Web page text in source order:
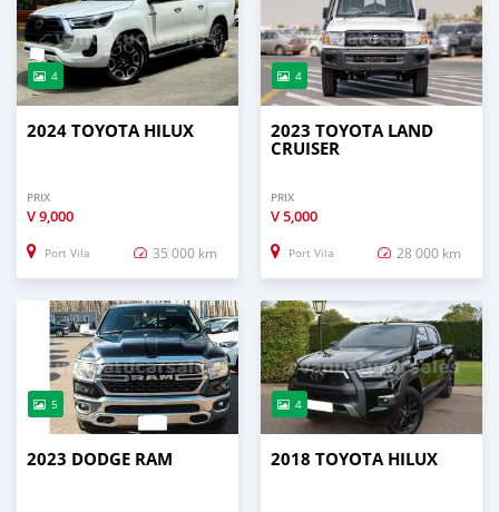
4
2024 TOYOTA HILUX
PRIX
V9,000
Port Vila 35 000 km
4
2023 TOYOTA LAND
CRUISER
PRIX
V5,000
Port Vila 28 000 km
5
2023 DODGE RAM
4
2018 TOYOTA HILUX